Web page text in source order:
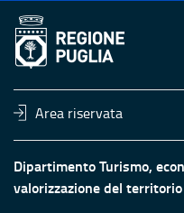
Area riservata
Dipartimento Turismo,
valorizzazione del territorio